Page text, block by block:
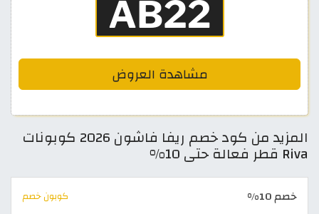
مشاهدة العروض
المزيد من كود خصم ريفا فاشون 2026 كوبونات
Riva قطر فعالة حتى 10%
خصم 10% كوبون خصم